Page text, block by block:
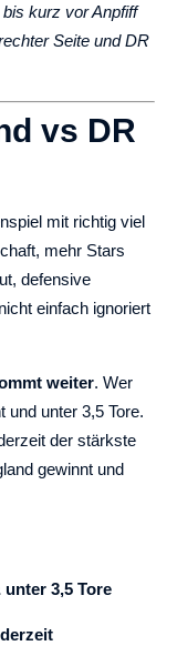
kurz vor Anpfiff
Seite und DR
vs DR
mit richtig viel
mehr Stars
defensive
einfach ignoriert
weiter. Wer
und unter 3,5 Tore.
der stärkste
gewinnt und
3,5 Tore